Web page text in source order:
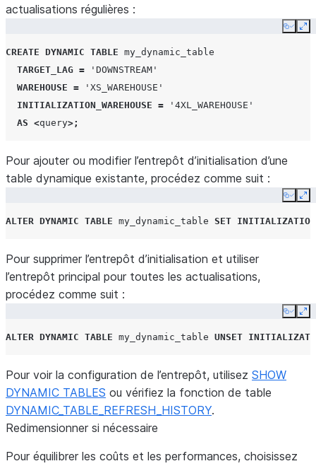
actualisations régulières :
Copy
CREATE DYNAMIC TABLE my_dynamic_table
TARGET_LAG =
'DOWNSTREAM'
WAREHOUSE =
'XS_WAREHOUSE'
INITIALIZATION_WAREHOUSE =
'4XL_WAREHOUSE'
AS <query>;
Pour ajouter ou modifier l’entrepôt d’initialisation d’une
table dynamique existante, procédez comme suit :
Copy
ALTER DYNAMIC TABLE my_dynamic_table SET
Pour supprimer l’entrepôt d’initialisation et utiliser
l’entrepôt principal pour toutes les actualisations,
procédez comme suit :
Copy
ALTER DYNAMIC TABLE my_dynamic_table UNSET
Pour voir la configuration de l’entrepôt, utilisez SHOW
DYNAMIC TABLES ou vérifiez la fonction de table
DYNAMIC_TABLE_REFRESH_HISTORY.
Redimensionner si nécessaire
Pour équilibrer les coûts et les performances, choisissez